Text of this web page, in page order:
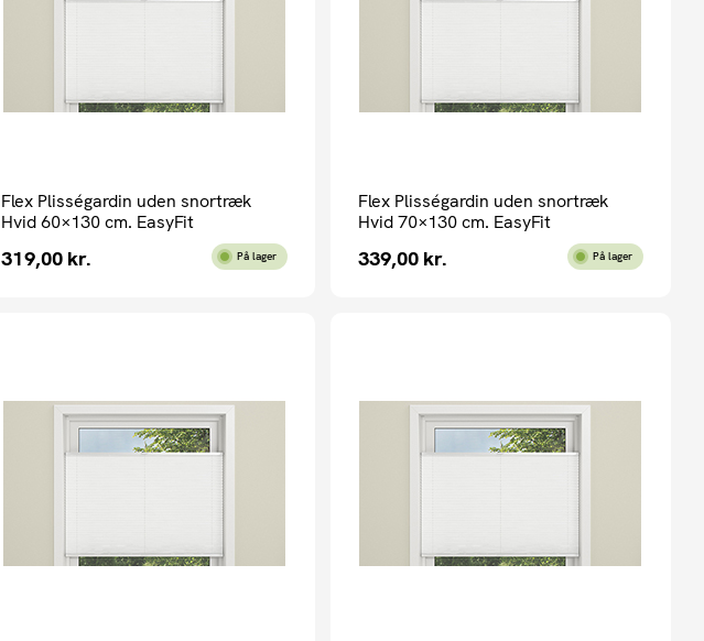
Flex Plisségardin uden snortræk
Hvid 60×130 cm. EasyFit
319,00 kr. På lager
Flex Plisségardin uden snortræk
Hvid 70×130 cm. EasyFit
339,00 kr. På lager